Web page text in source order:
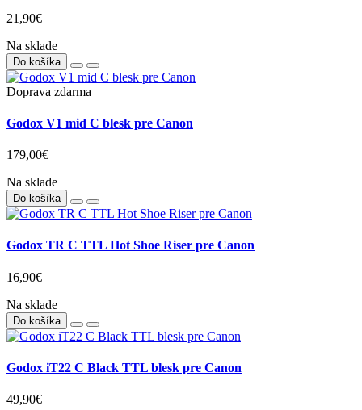
SmallRig 2793 popruh s rýchloupínaním
25,90€
Vypredané
21,90€
Na sklade
Do košíka
Doprava zdarma
Godox V1 mid C blesk pre Canon
179,00€
Na sklade
Godox TR C TTL Hot Shoe Riser pre Canon